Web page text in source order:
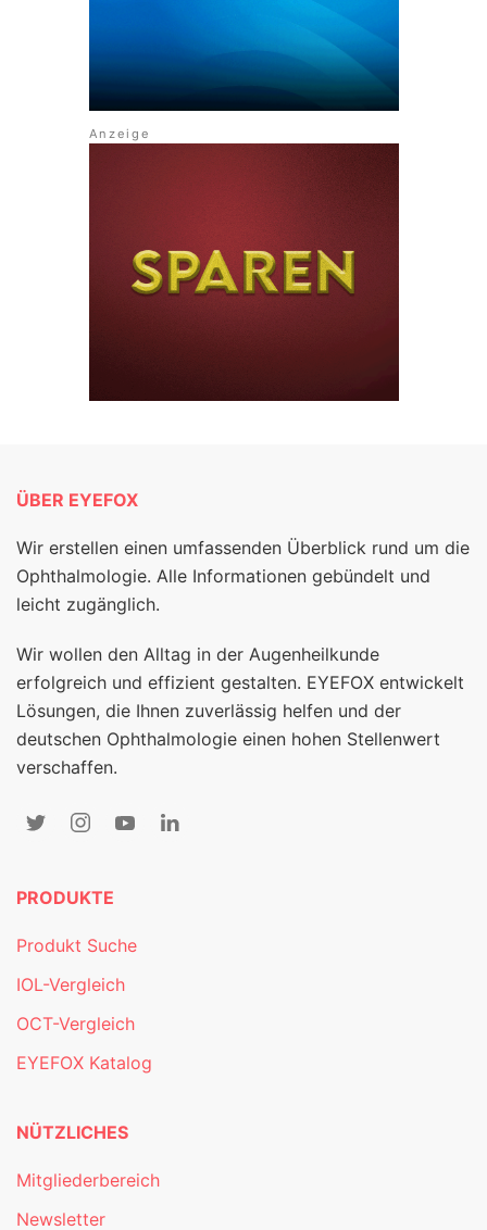
ÜBER EYEFOX
Wir erstellen einen umfassenden Überblick rund um die
Ophthalmologie. Alle Informationen gebündelt und
leicht zugänglich.
Wir wollen den Alltag in der Augenheilkunde
erfolgreich und effizient gestalten. EYEFOX entwickelt
Lösungen, die Ihnen zuverlässig helfen und der
deutschen Ophthalmologie einen hohen Stellenwert
verschaffen.
PRODUKTE
Produkt Suche
IOL-Vergleich
OCT-Vergleich
EYEFOX Katalog
NÜTZLICHES
Mitgliederbereich
Newsletter